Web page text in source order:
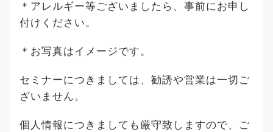
＊アレルギー等ございましたら、事前にお申し
付けください。
＊お写真はイメージです。
セミナーにつきましては、勧誘や営業は一切ご
ざいません。
個人情報につきましても厳守致しますので、ご